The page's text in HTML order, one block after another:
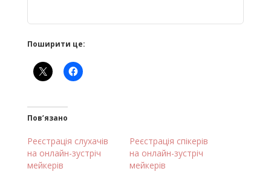
Поширити це:
Пов’язано
Реєстрація слухачів
на онлайн-зустріч
мейкерів
Реєстрація спікерів
на онлайн-зустріч
мейкерів